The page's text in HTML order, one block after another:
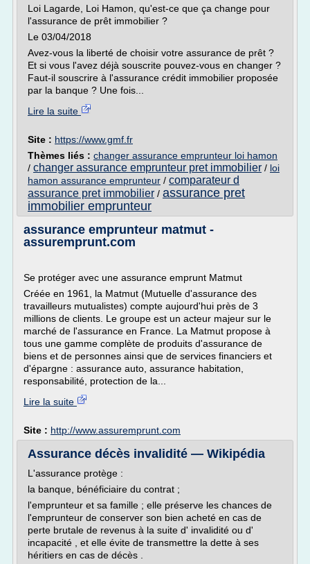
Loi Lagarde, Loi Hamon, qu'est-ce que ça change pour
l'assurance de prêt immobilier ?
Le 03/04/2018
Avez-vous la liberté de choisir votre assurance de prêt ?
Et si vous l'avez déjà souscrite pouvez-vous en changer ?
Faut-il souscrire à l'assurance crédit immobilier proposée
par la banque ? Une fois...
Lire la suite
Site : https://www.gmf.fr
Thèmes liés : changer assurance emprunteur loi hamon
/ changer assurance emprunteur pret immobilier / loi
hamon assurance emprunteur / comparateur d
assurance pret immobilier / assurance pret
immobilier emprunteur
assurance emprunteur matmut -
assuremprunt.com
Se protéger avec une assurance emprunt Matmut
Créée en 1961, la Matmut (Mutuelle d'assurance des
travailleurs mutualistes) compte aujourd'hui près de 3
millions de clients. Le groupe est un acteur majeur sur le
marché de l'assurance en France. La Matmut propose à
tous une gamme complète de produits d'assurance de
biens et de personnes ainsi que de services financiers et
d'épargne : assurance auto, assurance habitation,
responsabilité, protection de la...
Lire la suite
Site : http://www.assuremprunt.com
Assurance décès invalidité — Wikipédia
L'assurance protège :
la banque, bénéficiaire du contrat ;
l'emprunteur et sa famille ; elle préserve les chances de
l'emprunteur de conserver son bien acheté en cas de
perte brutale de revenus à la suite d' invalidité ou d'
incapacité , et elle évite de transmettre la dette à ses
héritiers en cas de décès .